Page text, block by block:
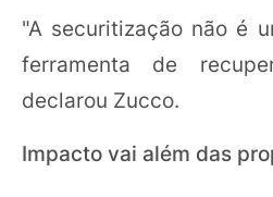
"A securitização não é
ferramenta de
declarou Zucco.
Impacto vai além das